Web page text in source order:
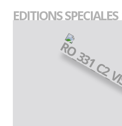
EDITIONS SPECIALES